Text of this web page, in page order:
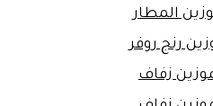
المطار
رنج روفر
زفاف